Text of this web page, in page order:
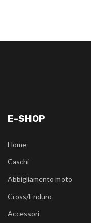
E-SHOP
Home
Caschi
Abbigliamento moto
Cross/Enduro
Accessori